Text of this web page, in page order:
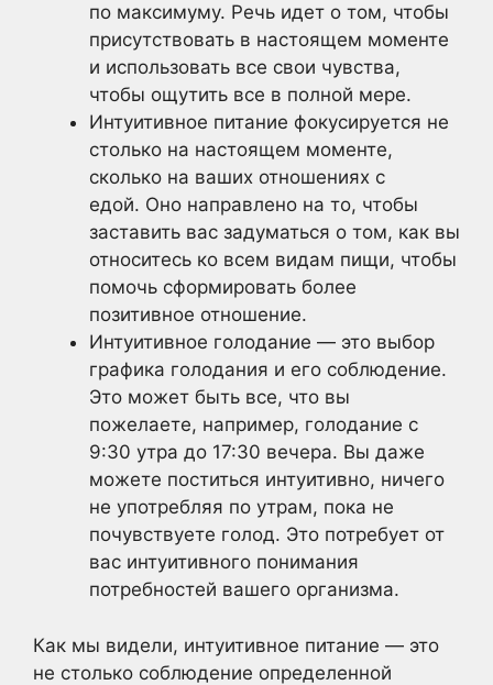
по максимуму. Речь идет о том, чтобы
присутствовать в настоящем моменте
и использовать все свои чувства,
чтобы ощутить все в полной мере.
Интуитивное питание фокусируется не
столько на настоящем моменте,
сколько на ваших отношениях с
едой. Оно направлено на то, чтобы
заставить вас задуматься о том, как вы
относитесь ко всем видам пищи, чтобы
помочь сформировать более
позитивное отношение.
Интуитивное голодание — это выбор
графика голодания и его соблюдение.
Это может быть все, что вы
пожелаете, например, голодание с
9:30 утра до 17:30 вечера. Вы даже
можете поститься интуитивно, ничего
не употребляя по утрам, пока не
почувствуете голод. Это потребует от
вас интуитивного понимания
потребностей вашего организма.
Как мы видели, интуитивное питание — это
не столько соблюдение определенной